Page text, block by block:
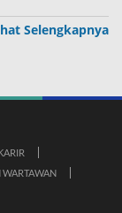
Selengkapnya